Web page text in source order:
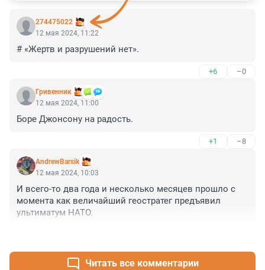
274475022
12 мая 2024, 11:22
# «Жертв и разрушений нет».
+6 –0
Гривенник
12 мая 2024, 11:00
Боре Джонсону на радость.
+1 –8
AndrewBarsik
12 мая 2024, 10:03
И всего-то два года и несколько месяцев прошло с
момента как величайший геостратег предъявил
ультиматум НАТО.
Читать все комментарии